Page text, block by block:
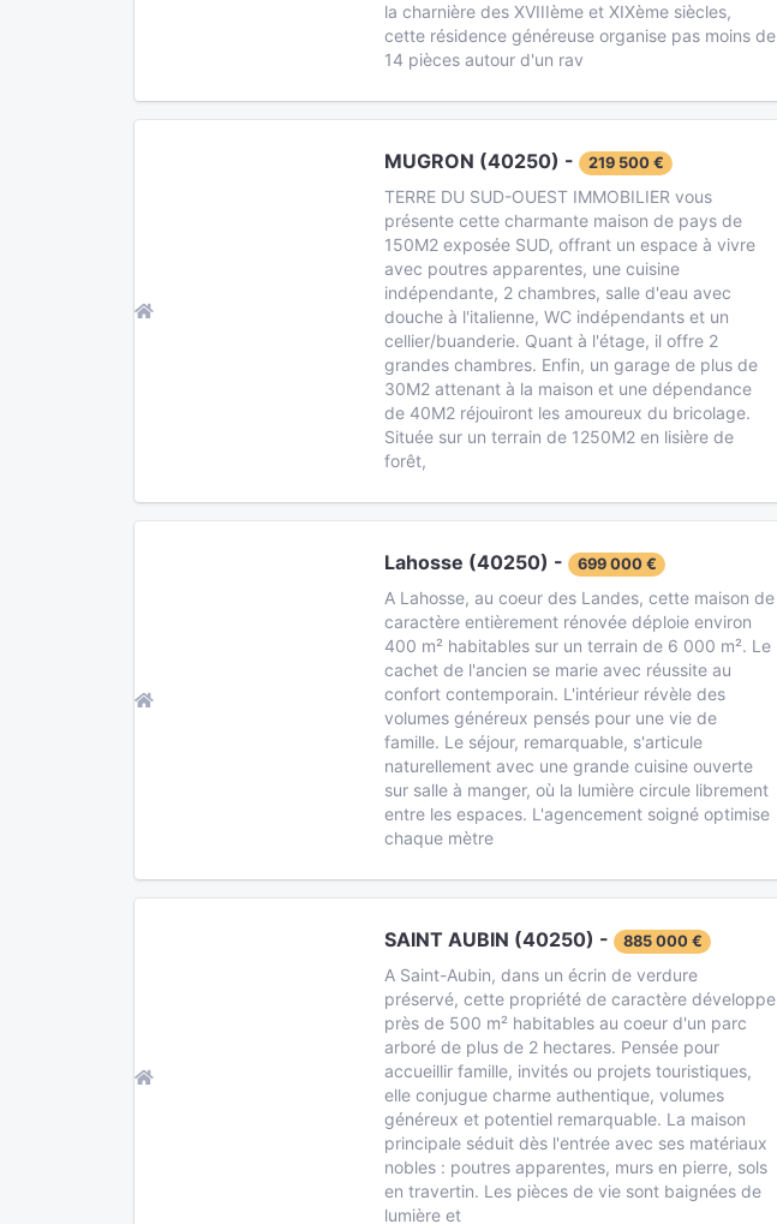
la charnière des XVIIIème et XIXème siècles,
cette résidence généreuse organise pas moins de
14 pièces autour d'un rav
MUGRON (40250) - 219 500 €
TERRE DU SUD-OUEST IMMOBILIER vous
présente cette charmante maison de pays de
150M2 exposée SUD, offrant un espace à vivre
avec poutres apparentes, une cuisine
indépendante, 2 chambres, salle d'eau avec
douche à l'italienne, WC indépendants et un
cellier/buanderie. Quant à l'étage, il offre 2
grandes chambres. Enfin, un garage de plus de
30M2 attenant à la maison et une dépendance
de 40M2 réjouiront les amoureux du bricolage.
Située sur un terrain de 1250M2 en lisière de
forêt,
Lahosse (40250) - 699 000 €
A Lahosse, au coeur des Landes, cette maison de
caractère entièrement rénovée déploie environ
400 m² habitables sur un terrain de 6 000 m². Le
cachet de l'ancien se marie avec réussite au
confort contemporain. L'intérieur révèle des
volumes généreux pensés pour une vie de
famille. Le séjour, remarquable, s'articule
naturellement avec une grande cuisine ouverte
sur salle à manger, où la lumière circule librement
entre les espaces. L'agencement soigné optimise
chaque mètre
SAINT AUBIN (40250) - 885 000 €
A Saint-Aubin, dans un écrin de verdure
préservé, cette propriété de caractère développe
près de 500 m² habitables au coeur d'un parc
arboré de plus de 2 hectares. Pensée pour
accueillir famille, invités ou projets touristiques,
elle conjugue charme authentique, volumes
généreux et potentiel remarquable. La maison
principale séduit dès l'entrée avec ses matériaux
nobles : poutres apparentes, murs en pierre, sols
en travertin. Les pièces de vie sont baignées de
lumière et